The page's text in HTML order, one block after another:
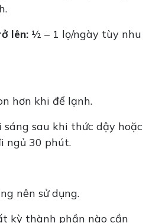
lên: ½ – 1 lọ/ngày tùy nhu
hơn khi để lạnh.
sáng sau khi thức dậy hoặc
ngủ 30 phút.
nên sử dụng.
kỳ thành phần nào cần